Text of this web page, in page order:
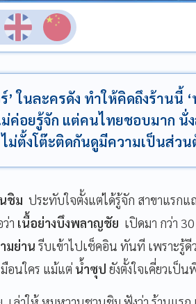
’ ในละครดัง ทำให้คิดถึงร้านนี้
ค่อยรู้จัก แต่คนไทยชอบมาก นั่
ม่ตั้งโต๊ะติดกันดูมีความเป็นส่วน
ชิม ประทับใจตั้งแต่ได้รู้จัก สาขาแรกแ
า เนื้อย่างบึงพลาญชัย เปิดมา กว่า
มย่าน รีบเข้าไปเช็คอิน ทันที เพราะรู้ดี
อนใคร แม้แต่ น้ำซุป ยังตั้งใจเคี่ยวเป็